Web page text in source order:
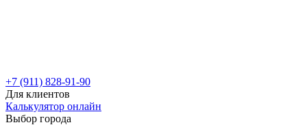
+7 (911) 828-91-90
Для клиентов
Калькулятор онлайн
Выбор города